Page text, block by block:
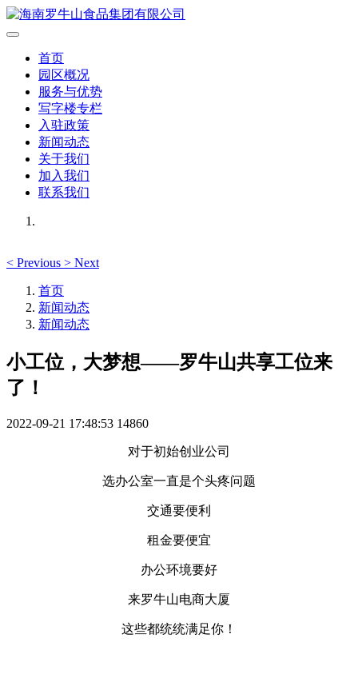
首页
园区概况
服务与优势
写字楼专栏
入驻政策
新闻动态
关于我们
加入我们
联系我们
< Previous > Next
首页
新闻动态
新闻动态
小工位，大梦想——罗牛山共享工位来
了！
2022-09-21 17:48:53 14860
对于初始创业公司
选办公室一直是个头疼问题
交通要便利
租金要便宜
办公环境要好
来罗牛山电商大厦
这些都统统满足你！